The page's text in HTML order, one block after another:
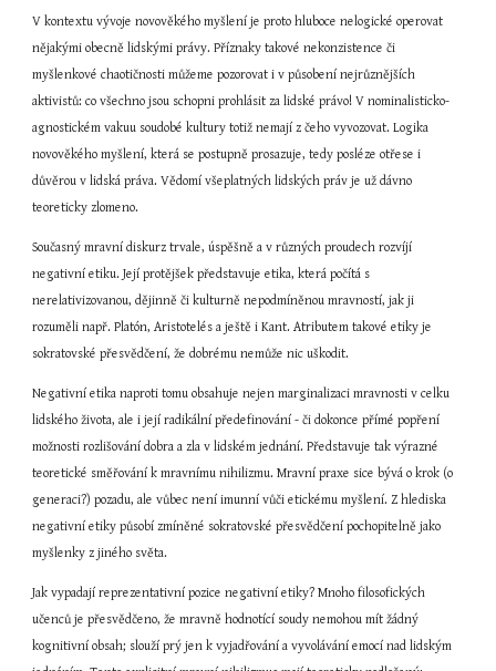
V kontextu vývoje novověkého myšlení je proto hluboce nelogické operovat
nějakými obecně lidskými právy. Příznaky takové nekonzistence či
myšlenkové chaotičnosti můžeme pozorovat i v působení nejrůznějších
aktivistů: co všechno jsou schopni prohlásit za lidské právo! V nominalisticko-
agnostickém vakuu soudobé kultury totiž nemají z čeho vyvozovat. Logika
novověkého myšlení, která se postupně prosazuje, tedy posléze otřese i
důvěrou v lidská práva. Vědomí všeplatných lidských práv je už dávno
teoreticky zlomeno.
Současný mravní diskurz trvale, úspěšně a v různých proudech rozvíjí
negativní etiku. Její protějšek představuje etika, která počítá s
nerelativizovanou, dějinně či kulturně nepodmíněnou mravností, jak ji
rozuměli např. Platón, Aristotelés a ještě i Kant. Atributem takové etiky je
sokratovské přesvědčení, že dobrému nemůže nic uškodit.
Negativní etika naproti tomu obsahuje nejen marginalizaci mravnosti v celku
lidského života, ale i její radikální předefinování - či dokonce přímé popření
možnosti rozlišování dobra a zla v lidském jednání. Představuje tak výrazné
teoretické směřování k mravnímu nihilizmu. Mravní praxe sice bývá o krok (o
generaci?) pozadu, ale vůbec není imunní vůči etickému myšlení. Z hlediska
negativní etiky působí zmíněné sokratovské přesvědčení pochopitelně jako
myšlenky z jiného světa.
Jak vypadají reprezentativní pozice negativní etiky? Mnoho filosofických
učenců je přesvědčeno, že mravně hodnotící soudy nemohou mít žádný
kognitivní obsah; slouží prý jen k vyjadřování a vyvolávání emocí nad lidským